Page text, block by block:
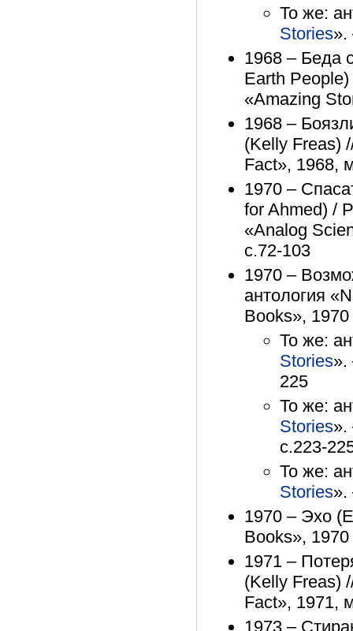
То же:
Stories».
1968 – Беда
Earth
«Amazing
1968 –
(Kelly Freas)
Fact», 1968,
1970 –
for Ahmed) /
«Analog
с.72-103
1970 –
антология
Books»,
То же:
Stories».
225
То же:
Stories».
с.223-
То же:
Stories».
1970 – Эхо
Books»,
1971 –
(Kelly Freas)
Fact», 1971,
1973 –